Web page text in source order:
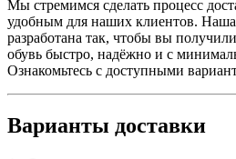
Мы стремимся сделать процесс
удобным для наших клиентов. Наша
разработана так, чтобы вы
обувь быстро, надёжно и с
Ознакомьтесь с доступными
Варианты доставки